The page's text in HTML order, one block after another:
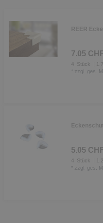
REER
7.05
4 Stück
|
zzgl. ges.
5.05
4 Stück
|
zzgl. ges.